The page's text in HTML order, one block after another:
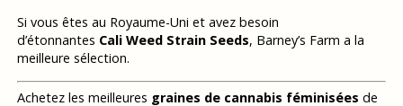
Si vous êtes au Royaume-Uni et avez besoin
d’étonnantes Cali Weed Strain Seeds, Barney’s Farm a la
meilleure sélection.
Achetez les meilleures graines de cannabis féminisées de